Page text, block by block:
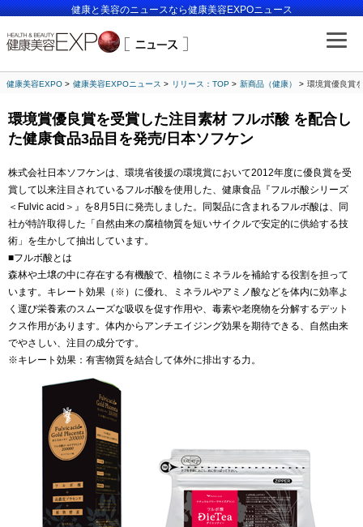
健康と美容のニュースなら健康美容EXPOニュース
健康美容EXPO 健康美容EXPOニュース リリース：TOP 新商品（健康） 環境賞優良賞
環境賞優良賞を受賞した注目素材 フルボ酸 を配合し
た健康食品3品目を発売/日本ソフケン
株式会社日本ソフケンは、環境省後援の環境賞において2012年度に優良賞を受
賞して以来注目されているフルボ酸を使用した、健康食品『フルボ酸シリーズ
＜Fulvic acid＞』を8月5日に発売しました。同製品に含まれるフルボ酸は、同
社が特許取得した「自然由来の腐植物質を短いサイクルで安定的に供給する技
術」を生かして抽出しています。
■フルボ酸とは
森林や土壌の中に存在する有機酸で、植物にミネラルを補給する役割を担って
います。キレート効果（※）に優れ、ミネラルやアミノ酸などを体内に効率よ
く運び栄養素のスムーズな吸収を促す作用や、毒素や老廃物を分解するデット
クス作用があります。体内からアンチエイジング効果を期待できる、自然由来
でやさしい、注目の成分です。
※キレート効果：有害物質を結合して体外に排出する力。